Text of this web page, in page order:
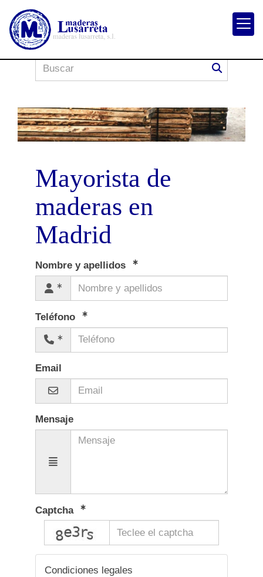
Mayorista de
maderas en
Madrid
Nombre y apellidos
Teléfono
Email
Mensaje
Captcha
captcha
Condiciones legales